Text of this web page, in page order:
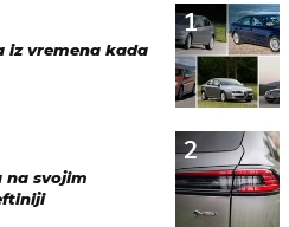
1
iz vremena kada
2
na svojim